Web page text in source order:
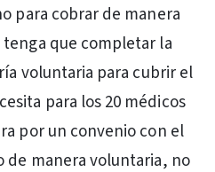
para cobrar de manera
que completar la
voluntaria para cubrir el
para los 20 médicos
por un convenio con el
de manera voluntaria, no